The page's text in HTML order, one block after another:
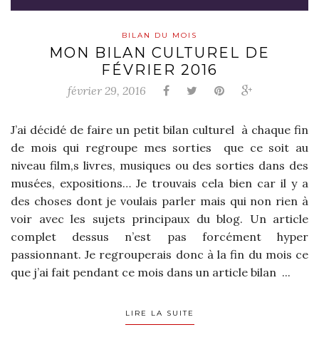
BILAN DU MOIS
MON BILAN CULTUREL DE
FÉVRIER 2016
février 29, 2016
J’ai décidé de faire un petit bilan culturel à chaque fin
de mois qui regroupe mes sorties que ce soit au
niveau film,s livres, musiques ou des sorties dans des
musées, expositions… Je trouvais cela bien car il y a
des choses dont je voulais parler mais qui non rien à
voir avec les sujets principaux du blog. Un article
complet dessus n’est pas forcément hyper
passionnant. Je regrouperais donc à la fin du mois ce
que j’ai fait pendant ce mois dans un article bilan ...
LIRE LA SUITE